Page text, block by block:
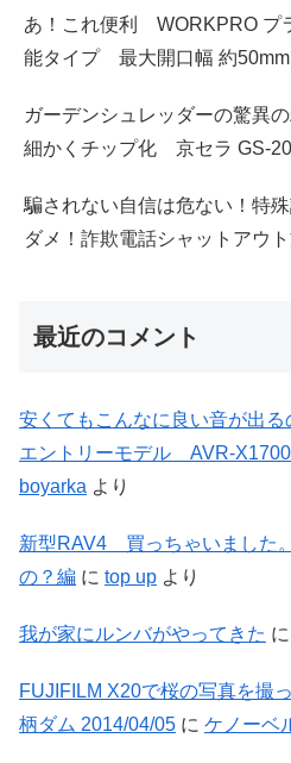
あ！これ便利 WORKPRO
能タイプ 最大開口幅 約50mm
ガーデンシュレッダーの驚異
細かくチップ化 京セラ GS-
騙されない自信は危ない！特
ダメ！詐欺電話シャットアウ
最近のコメント
安くてもこんなに良い音が出
エントリーモデル AVR-
boyarka より
新型RAV4 買っちゃいました
の？編 に top up より
我が家にルンバがやってきた に
FUJIFILM X20で桜の写真を
柄ダム 2014/04/05 に ケノーベ